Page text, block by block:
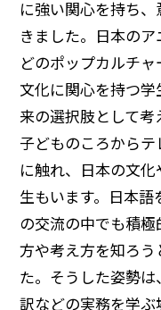
に強い関心を持ち
きました。日本の
どのポップカルチ
文化に関心を持つ
来の選択肢として考
子どものころからテ
に触れ、日本の文
生もいます。日本語
の交流の中でも積
方や考え方を知ろう
た。そうした姿勢は
訳などの実務を学